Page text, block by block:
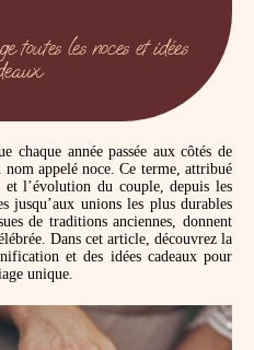
toutes les noces et idées
chaque année passée aux côtés de
nom appelé noce. Ce terme, attribué
l’évolution du couple, depuis les
jusqu’aux unions les plus durables
de traditions anciennes, donnent
Dans cet article, découvrez la
et des idées cadeaux pour
unique.